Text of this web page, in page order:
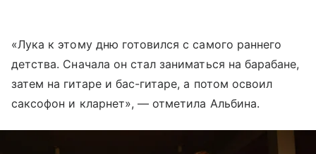
«Лука к этому дню готовился с самого раннего
детства. Сначала он стал заниматься на барабане,
затем на гитаре и бас-гитаре, а потом освоил
саксофон и кларнет», — отметила Альбина.